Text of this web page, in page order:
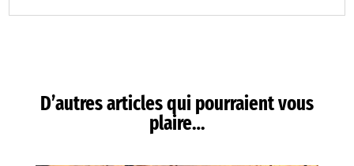
D’autres articles qui pourraient vous
plaire…